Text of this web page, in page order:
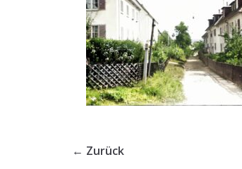
← Zurück